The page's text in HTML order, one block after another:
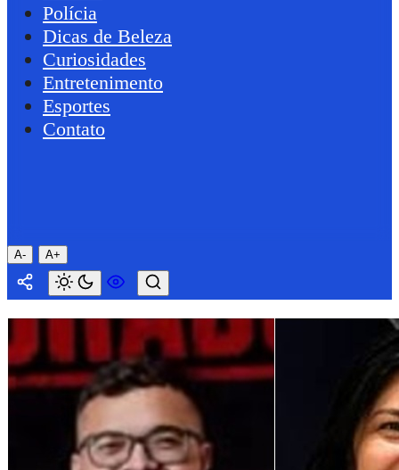
Polícia
Dicas de Beleza
Curiosidades
Entretenimento
Esportes
Contato
A- A+